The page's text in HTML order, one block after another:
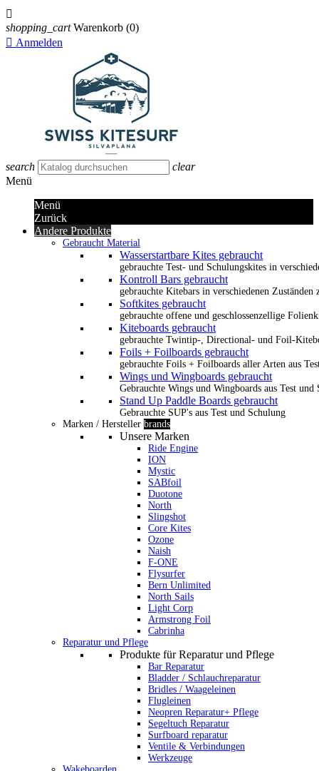

shopping_cart Warenkorb (0)
 Anmelden
search
clear
Menü
Menü
Zurück
Andere Produkte
Gebraucht Material
Wasserstartbare Kites gebraucht
gebrauchte Test- und Schulungskites in
Kontroll Bars gebraucht
gebrauchte Kitebars in verschiedenen Zuständen
Softkites gebraucht
gebrauchte offene und geschlossenzellige
Kiteboards gebraucht
gebrauchte Twintip-, Directional- und Foil-
Foils + Foilboards gebraucht
gebrauchte Foils + Foilboards aller Arten aus
Wings und Wingboards gebraucht
Gebrauchte Wings und Wingboards aus Test und
Stand Up Paddle Boards gebraucht
Gebrauchte SUP's aus Test und Schulung
Marken / Hersteller brands
Unsere Marken
Ride Engine
ION
Mystic
SABfoil
Duotone
North
Slingshot
Core Kites
Ozone
Naish
F-ONE
Flysurfer
Bern Unlimited
North Sails
Light Corp
Armstrong Foil
Cabrinha
Reparatur und Pflege
Produkte für Reparatur und Pflege
Bar Reparatur
Bladder / Schlauchreparatur
Bridles / Waageleinen
Flugleinen
Neopren Reparatur+ Pflege
Segeltuch Reparatur
Surfboard reparatur
Ventile & Verbindungen
Werkzeuge